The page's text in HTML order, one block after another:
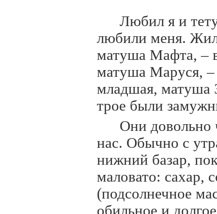
Любил я и
любили меня.
матуша Мафта, –
матуша Маруся,
младшая, матуша
трое были
Они довольно
нас. Обычно с
нижний базар,
маловато: сахар,
(подсолнечное